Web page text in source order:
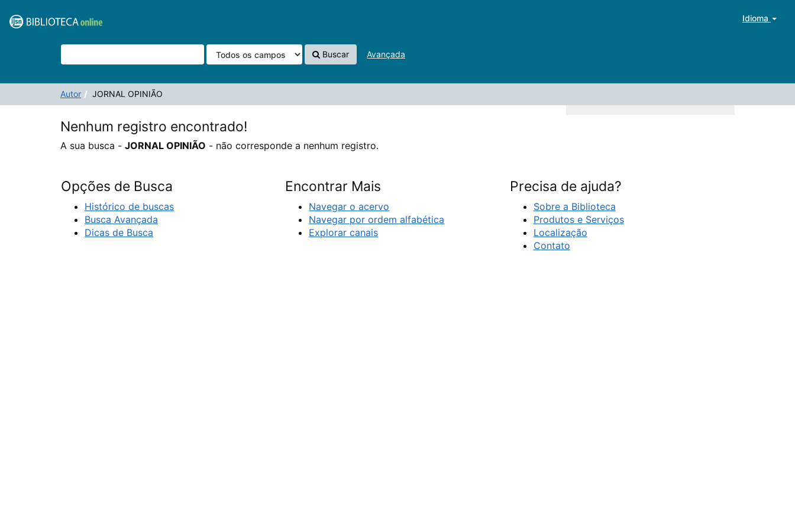
VuFind Idioma
Buscar Avançada
Autor JORNAL OPINIÃO
Nenhum registro encontrado!
A sua busca - JORNAL OPINIÃO - não corresponde a nenhum registro.
Opções de Busca
Histórico de buscas
Busca Avançada
Dicas de Busca
Encontrar Mais
Navegar o acervo
Navegar por ordem alfabética
Explorar canais
Precisa de ajuda?
Sobre a Biblioteca
Produtos e Serviços
Localização
Contato